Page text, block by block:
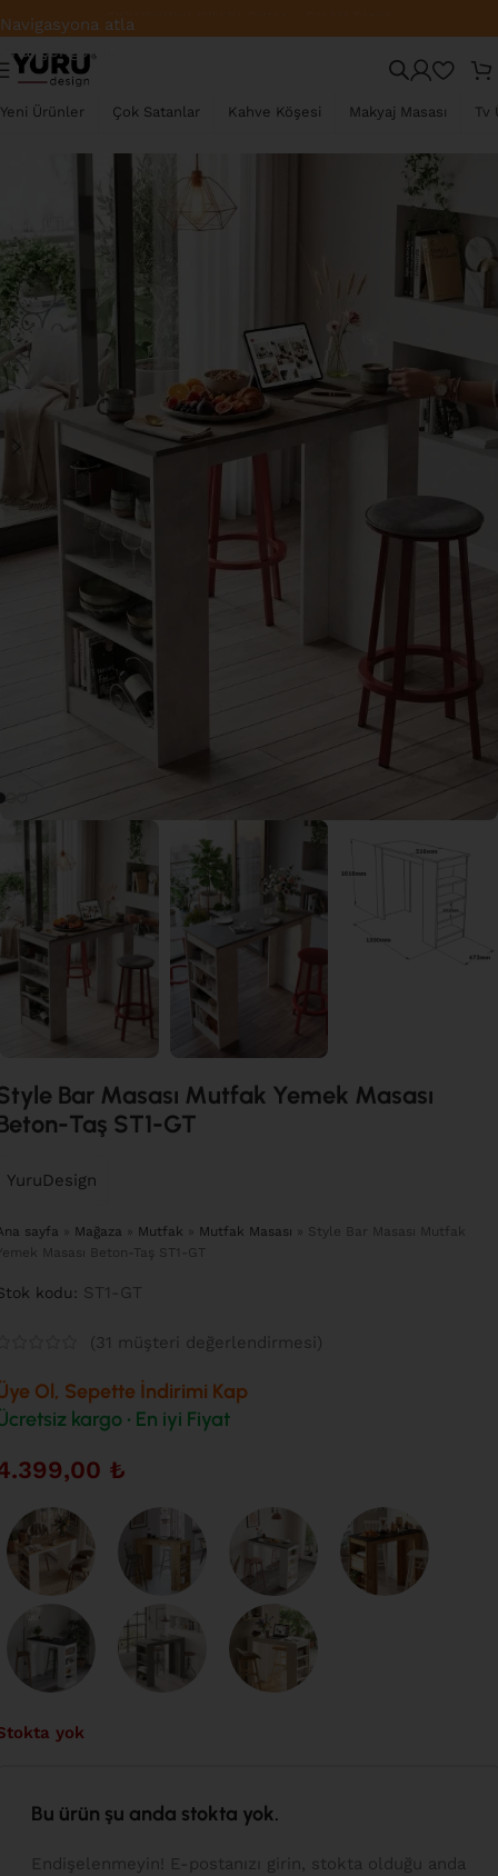
Navigasyona atla
Ana içeriğe atla
Fabrikadan Direkt Satış – En İyi Fiyat
Yeni Ürünler Çok Satanlar Kahve Köşesi Makyaj Masası Tv
Bar Masası Mutfak Yemek Masası
Taş ST1-GT
YuruDesign
sayfa » Mağaza » Mutfak » Mutfak Masası » Style Bar Masası Mutfak
Masası Beton-Taş ST1-GT
kodu: ST1-GT
(31 müşteri değerlendirmesi)
Ol, Sepette İndirimi Kap
kargo • En iyi Fiyat
₺
yok
Bu ürün şu anda stokta yok.
Endişelenmeyin! E-postanızı girin, stokta olduğu anda